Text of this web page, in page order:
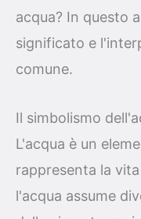
acqua? In questo
significato e
comune.
Il simbolismo
L'acqua è un
rappresenta la
l'acqua assume